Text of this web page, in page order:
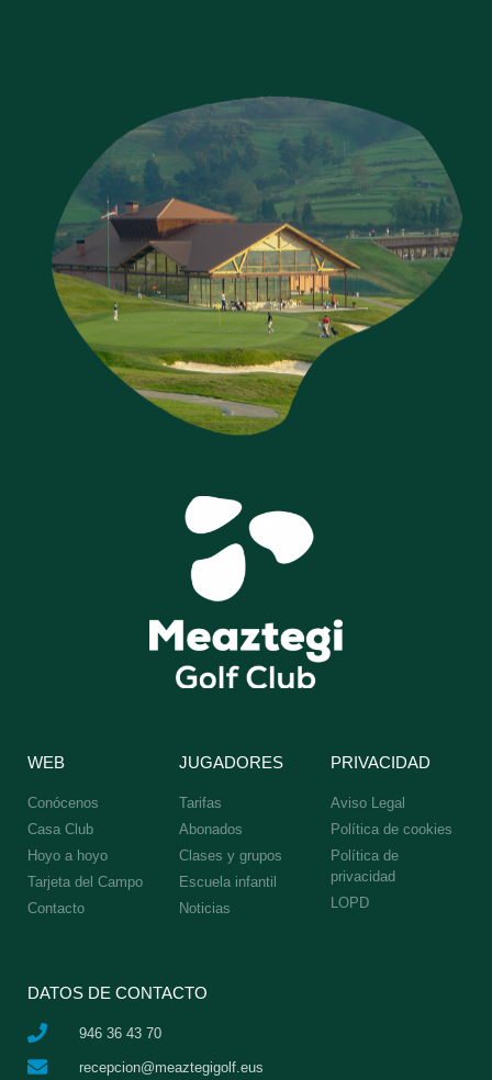
WEB
Conócenos
Casa Club
Hoyo a hoyo
Tarjeta del Campo
Contacto
JUGADORES
Tarifas
Abonados
Clases y grupos
Escuela infantil
Noticias
PRIVACIDAD
Aviso Legal
Política de cookies
Política de
privacidad
LOPD
DATOS DE CONTACTO
946 36 43 70
recepcion@meaztegigolf.eus